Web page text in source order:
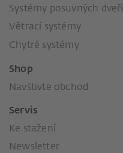
Systémy posuvných dveří
Větrací systémy
Chytré systémy
Shop
Navštivte obchod
Servis
Ke stažení
Newsletter